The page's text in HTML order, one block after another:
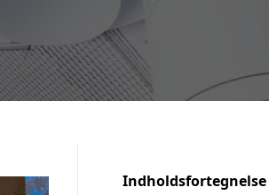
Indholdsfortegnelse